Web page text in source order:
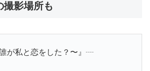
撮影場所も
が私と恋をした？〜』┈